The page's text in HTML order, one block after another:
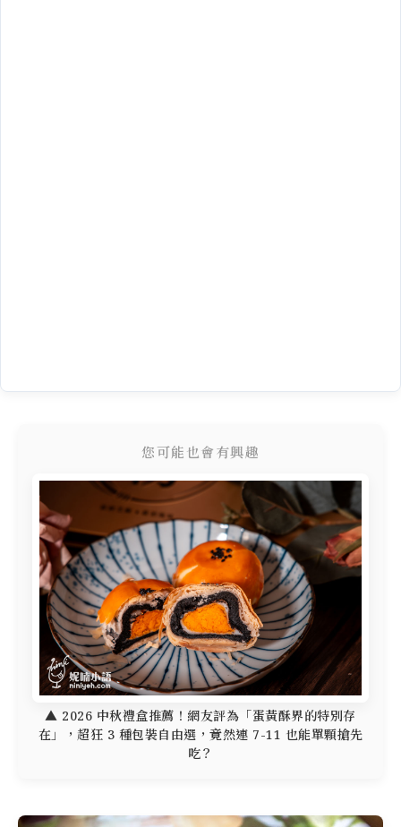
您可能也會有興趣
▲ 2026 中秋禮盒推薦！網友評為「蛋黃酥界的特別存
在」，超狂 3 種包裝自由選，竟然連 7-11 也能單顆搶先
吃？